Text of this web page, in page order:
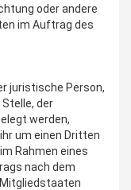
oder andere
im Auftrag des
juristische Person,
der
werden,
um einen Dritten
Rahmen eines
nach dem